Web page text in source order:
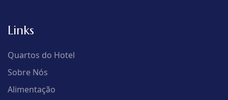
Links
Quartos do Hotel
Sobre Nós
Alimentação